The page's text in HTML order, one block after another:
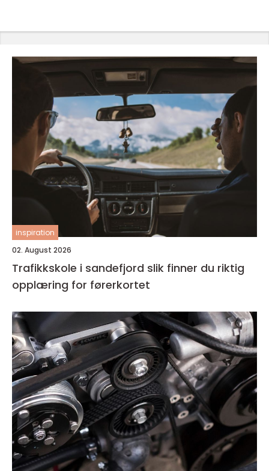
inspiration
02. August 2026
Trafikkskole i sandefjord slik finner du riktig
opplæring for førerkortet